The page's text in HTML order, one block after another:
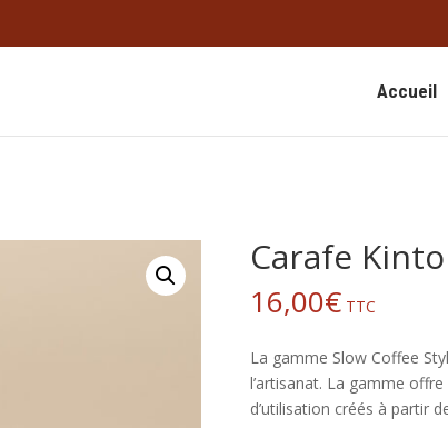
Accueil
Carafe Kinto
16,00€ TTC
La gamme Slow Coffee
l’artisanat. La gamme
d’utilisation créés à partir